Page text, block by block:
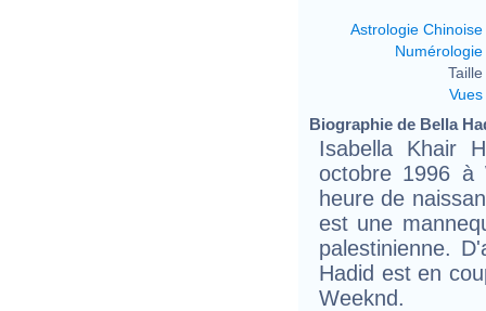
Astrologie Chinoise
Numérologie
Taille
Vues
Biographie de Bella
Isabella Khair
octobre 1996 à
heure de
est une
palestinienne.
Hadid est en
Weeknd.